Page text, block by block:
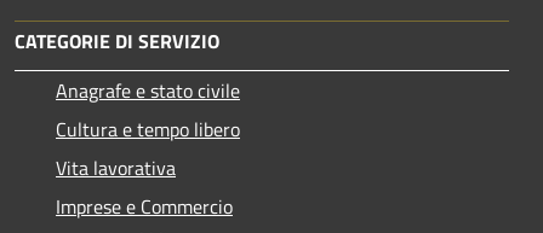
CATEGORIE DI SERVIZIO
Anagrafe e stato civile
Cultura e tempo libero
Vita lavorativa
Imprese e Commercio